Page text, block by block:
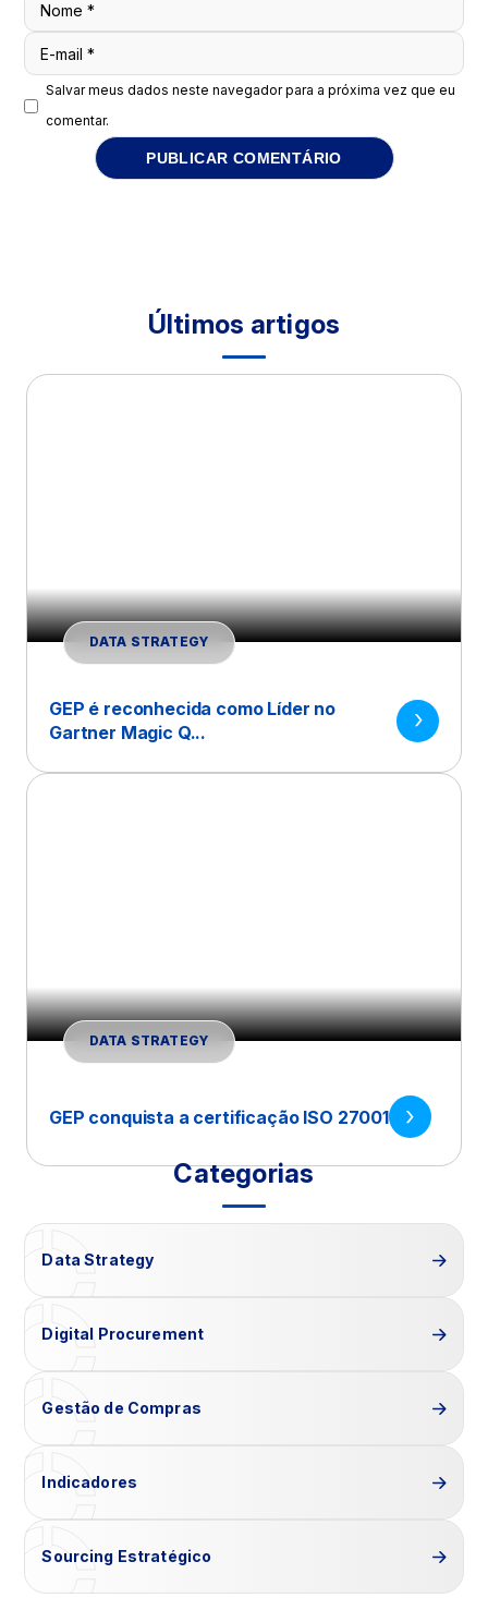
Nome*
E-mail*
Salvar meus dados neste navegador para a próxima vez que eu
comentar.
Últimos artigos
DATA STRATEGY
GEP é reconhecida como Líder no
Gartner Magic Q...
DATA STRATEGY
GEP conquista a certificação ISO 27001
Categorias
Data Strategy
Digital Procurement
Gestão de Compras
Indicadores
Sourcing Estratégico